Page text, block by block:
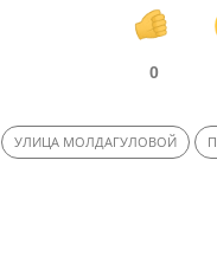
0
УЛИЦА МОЛДАГУЛОВОЙ